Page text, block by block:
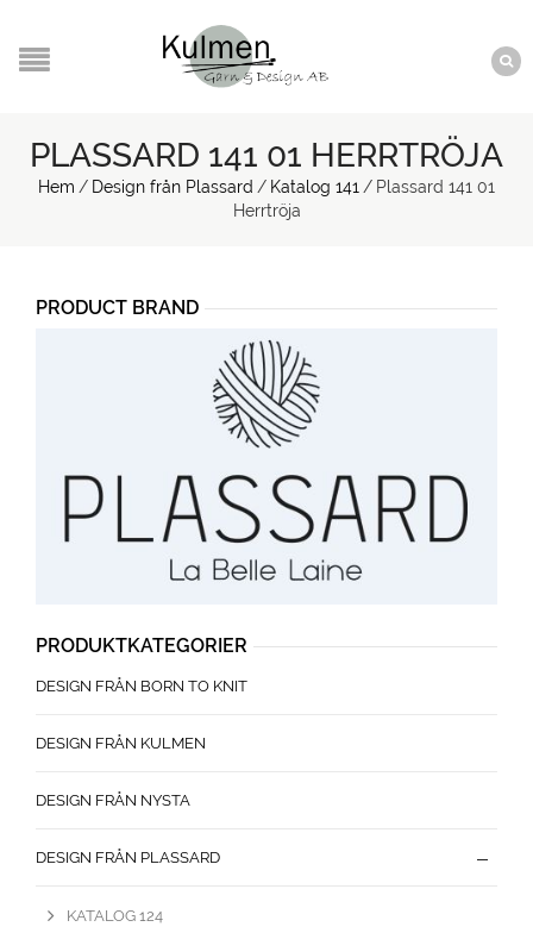
PLASSARD 141 01 HERRTRÖJA
Hem / Design från Plassard / Katalog 141 / Plassard 141 01
Herrtröja
PRODUCT BRAND
PRODUKTKATEGORIER
DESIGN FRÅN BORN TO KNIT
DESIGN FRÅN KULMEN
DESIGN FRÅN NYSTA
DESIGN FRÅN PLASSARD
KATALOG 124